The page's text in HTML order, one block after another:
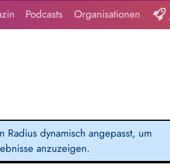
Podcasts Organisationen
Radius dynamisch angepasst, um
anzuzeigen.